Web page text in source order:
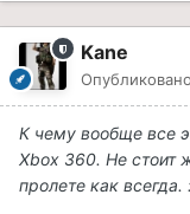
Kane
Опубликовано
К чему вообще все
Xbox 360. Не стоит
пролете как всегда.